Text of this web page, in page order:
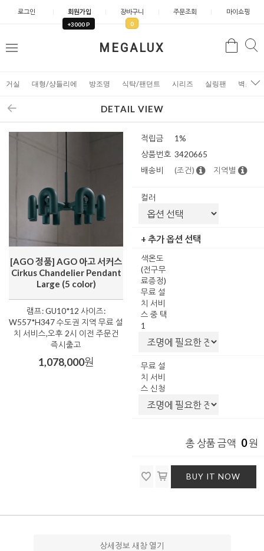
로그인 회원가입
+3000 P
장바구니
0
주문조회 마이쇼핑
MEGALUX
메
검
거실 대형/샹들리에 방조명 식탁/팬던트 시리즈 실링팬 벽조명
DETAIL VIEW
[AGO 정품] AGO 아고 서커스
Cirkus Chandelier Pendant
Large (5 color)
램프: GU10*12 사이즈:
W557*H347 수도권 지역 무료 설
치 서비스,오후 2시 이전 주문건
즉시출고
1,078,000원
적립금
1%
상품번호 3420665
배송비
(조건) 지역별
컬러
+ 추가 옵션 선택
색온도
(전구무
료증정)
무료 설
치 서비
스 중 택
1
무료 설
치 서비
스 신청
총 상품 금액 0원
BUY IT NOW
상세정보 새창 열기